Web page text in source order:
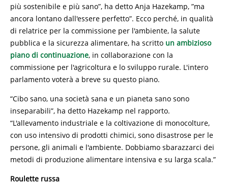
più sostenibile e più sano”, ha detto Anja Hazekamp, ​​”ma
ancora lontano dall'essere perfetto”. Ecco perché, in qualità
di relatrice per la commissione per l'ambiente, la salute
pubblica e la sicurezza alimentare, ha scritto un ambizioso
piano di continuazione, in collaborazione con la
commissione per l'agricoltura e lo sviluppo rurale. L'intero
parlamento voterà a breve su questo piano.
“Cibo sano, una società sana e un pianeta sano sono
inseparabili”, ha detto Hazekamp nel rapporto.
“L'allevamento industriale e la coltivazione di monocolture,
con uso intensivo di prodotti chimici, sono disastrose per le
persone, gli animali e l'ambiente. Dobbiamo sbarazzarci dei
metodi di produzione alimentare intensiva e su larga scala.”
Roulette russa